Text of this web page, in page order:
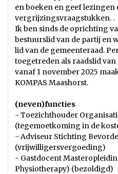
en boeken en geef lezingen
vergrijzingsvraagstukken. .
Ik ben sinds de oprichting
bestuurslid van de partij en
lid van de gemeenteraad.
toegetreden als raadslid
vanaf 1 november 2025
KOMPAS Maashorst.
(neven)functies
- Toezichthouder
(tegemoetkoming in de
- Adviseur Stichting
(vrijwilligersvergoeding)
- Gastdocent
Physiotherapy) (bezoldigd)